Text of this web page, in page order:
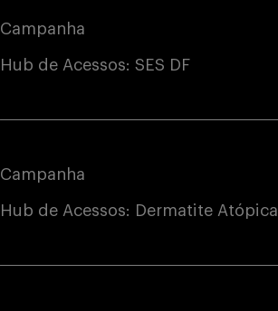
Campanha
Hub de Acessos: SES DF
Campanha
Hub de Acessos: Dermatite Atópica